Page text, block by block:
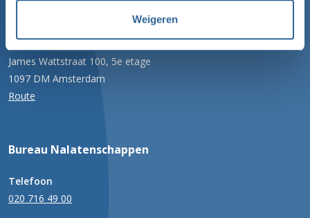
Weigeren
100 Watt gebouw
James Wattstraat 100, 5e etage
1097 DM Amsterdam
Route
Bureau Nalatenschappen
Telefoon
020 716 49 00